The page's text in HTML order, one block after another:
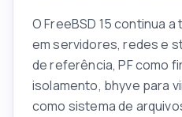
O FreeBSD 15 continua
em servidores, redes e
de referência, PF como
isolamento, bhyve para
como sistema de